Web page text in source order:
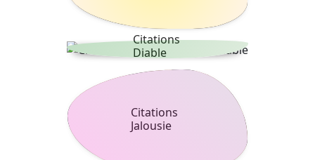
Citations
Diable
Citations
Jalousie